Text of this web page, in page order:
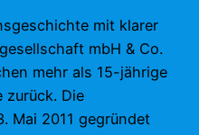
mit klarer
mbH & Co.
mehr als 15-jährige
zurück. Die
Mai 2011 gegründet